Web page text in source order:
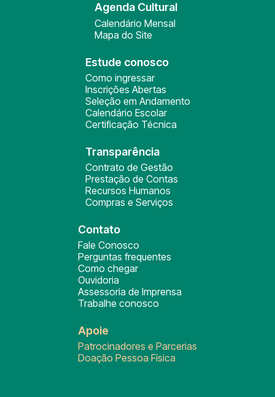
Agenda Cultural
Calendário Mensal
Mapa do Site
Estude conosco
Como ingressar
Inscrições Abertas
Seleção em Andamento
Calendário Escolar
Certificação Técnica
Transparência
Contrato de Gestão
Prestação de Contas
Recursos Humanos
Compras e Serviços
Contato
Fale Conosco
Perguntas frequentes
Como chegar
Ouvidoria
Assessoria de Imprensa
Trabalhe conosco
Apoie
Patrocinadores e Parcerias
Doação Pessoa Física